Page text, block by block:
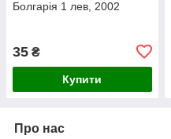
Болгарія 1 лев, 2002
35 ₴
Купити
Про нас